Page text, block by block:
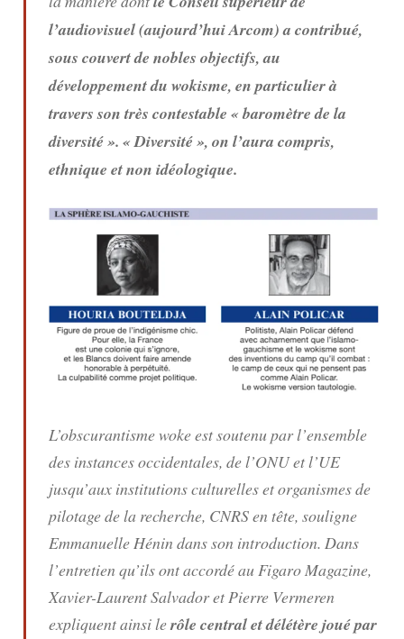
l’audiovisuel (aujourd’hui Arcom) a contribué,
sous couvert de nobles objectifs, au
développement du wokisme, en particulier à
travers son très contestable « baromètre de la
diversité ». « Diversité », on l’aura compris,
ethnique et non idéologique.
L’obscurantisme woke est soutenu par l’ensemble
des instances occidentales, de l’ONU et l’UE
jusqu’aux institutions culturelles et organismes de
pilotage de la recherche, CNRS en tête, souligne
Emmanuelle Hénin dans son introduction. Dans
l’entretien qu’ils ont accordé au Figaro Magazine,
Xavier-Laurent Salvador et Pierre Vermeren
expliquent ainsi lerôle central et délétère joué par